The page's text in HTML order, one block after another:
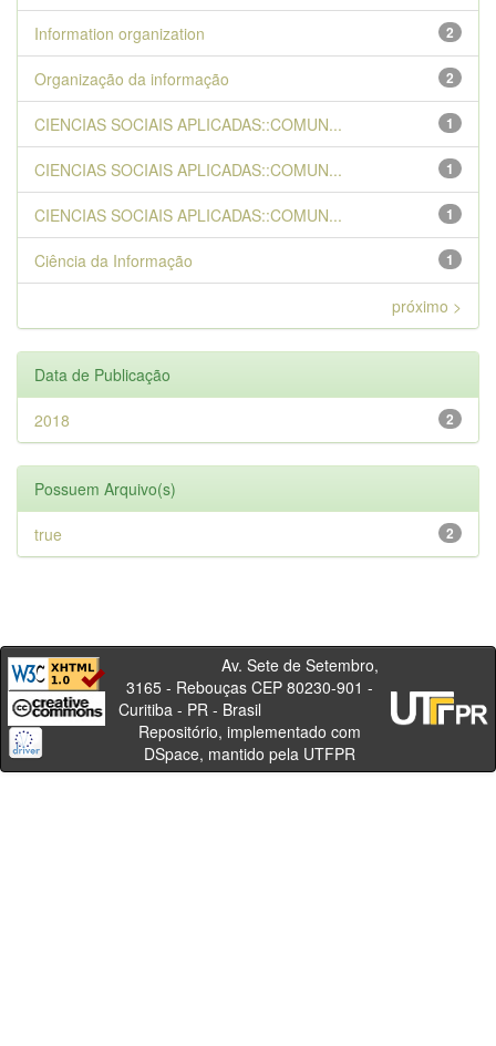
2
Information organization
2
Organização da informação
1
CIENCIAS SOCIAIS APLICADAS::COMUN...
1
CIENCIAS SOCIAIS APLICADAS::COMUN...
1
CIENCIAS SOCIAIS APLICADAS::COMUN...
1
Ciência da Informação
próximo >
Data de Publicação
2
2018
Possuem Arquivo(s)
2
true
Av. Sete de Setembro,
3165 - Rebouças CEP 80230-901 -
Curitiba - PR - Brasil
Repositório, implementado com
DSpace, mantido pela UTFPR